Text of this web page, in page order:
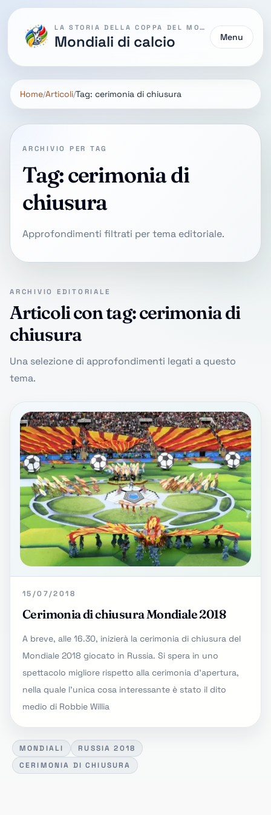
LA STORIA DELLA COPPA DEL MONDO
Mondiali di calcio Menu
Home Articoli Tag: cerimonia di chiusura
ARCHIVIO PER TAG
Tag: cerimonia di
chiusura
Approfondimenti filtrati per tema editoriale.
ARCHIVIO EDITORIALE
Articoli con tag: cerimonia di
chiusura
Una selezione di approfondimenti legati a questo
tema.
15/07/2018
Cerimonia di chiusura Mondiale 2018
A breve, alle 16.30, inizierà la cerimonia di chiusura del
Mondiale 2018 giocato in Russia. Si spera in uno
spettacolo migliore rispetto alla cerimonia d'apertura,
nella quale l'unica cosa interessante è stato il dito
medio di Robbie Willia
MONDIALI
RUSSIA 2018
CERIMONIA DI CHIUSURA